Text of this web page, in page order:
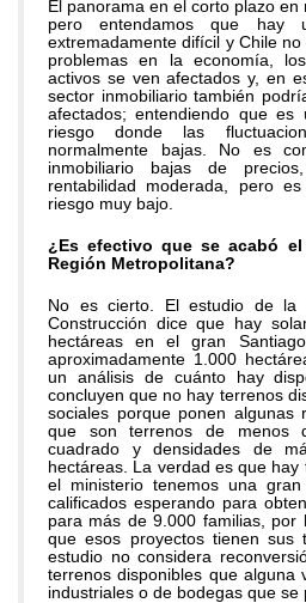
El panorama en el corto plazo en
pero entendamos que hay
extremadamente difícil y Chile
problemas en la economía,
activos se ven afectados y, en
sector inmobiliario también
afectados; entendiendo que
riesgo donde las
normalmente bajas. No es
inmobiliario bajas de
rentabilidad moderada, pero
riesgo muy bajo.
¿Es efectivo que se acabó
Región Metropolitana?
No es cierto. El estudio de la
Construcción dice que hay
hectáreas en el gran
aproximadamente 1.000
un análisis de cuánto hay
concluyen que no hay terrenos
sociales porque ponen algunas
que son terrenos de menos
cuadrado y densidades de
hectáreas. La verdad es que hay
el ministerio tenemos una
calificados esperando para
para más de 9.000 familias, por
que esos proyectos tienen sus
estudio no considera
terrenos disponibles que alguna
industriales o de bodegas que se